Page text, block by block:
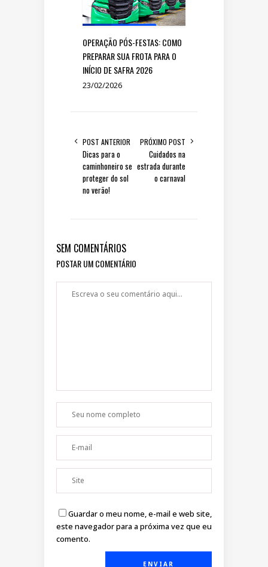
OPERAÇÃO PÓS-FESTAS: COMO
PREPARAR SUA FROTA PARA O
INÍCIO DE SAFRA 2026
23/02/2026
POST ANTERIOR
Dicas para o
caminhoneiro se
proteger do sol
no verão!
PRÓXIMO POST
Cuidados na
estrada durante
o carnaval
SEM COMENTÁRIOS
POSTAR UM COMENTÁRIO
Guardar o meu nome, e-mail e web site,
este navegador para a próxima vez que eu
comento.